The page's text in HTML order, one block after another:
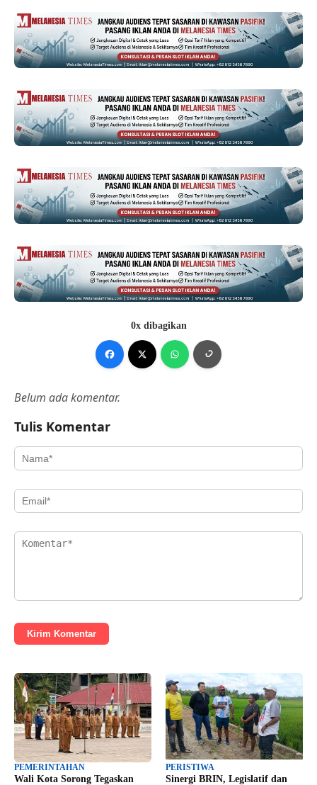
0x dibagikan
Belum ada komentar.
Tulis Komentar
Kirim Komentar
PEMERINTAHAN
Wali Kota Sorong Tegaskan
PERISTIWA
Sinergi BRIN, Legislatif dan